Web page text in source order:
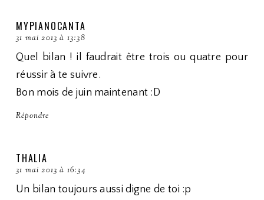
MYPIANOCANTA
31 mai 2013 à 13:38
Quel bilan ! il faudrait être trois ou quatre pour
réussir à te suivre.
Bon mois de juin maintenant :D
Répondre
THALIA
31 mai 2013 à 16:34
Un bilan toujours aussi digne de toi :p